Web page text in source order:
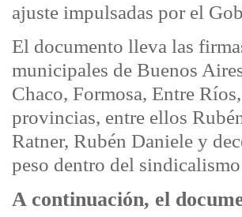
ajuste impulsadas por el
El documento lleva las
municipales de Buenos
Chaco, Formosa, Entre
provincias, entre ellos
Ratner, Rubén Daniele y
peso dentro del
A continuación, el